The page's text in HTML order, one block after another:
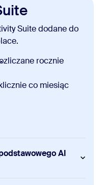
bez ograniczeń
AI miesięcznie
bez ograniczeń
Suite dodane do
rocznie
co miesiąc
AI